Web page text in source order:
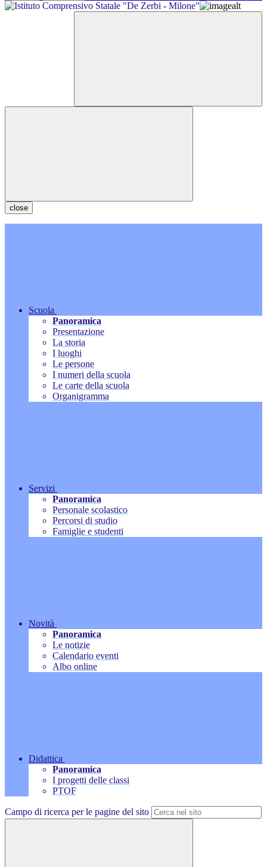
close
Scuola
Panoramica
Presentazione
La storia
I luoghi
Le persone
I numeri della scuola
Le carte della scuola
Organigramma
Servizi
Panoramica
Personale scolastico
Percorsi di studio
Famiglie e studenti
Novità
Panoramica
Le notizie
Calendario eventi
Albo online
Didattica
Panoramica
I progetti delle classi
PTOF
Campo di ricerca per le pagine del sito